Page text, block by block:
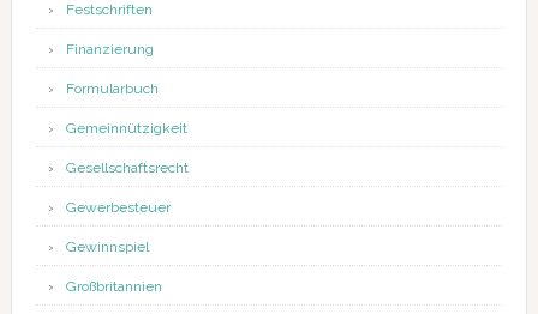
Festschriften
Finanzierung
Formularbuch
Gemeinnützigkeit
Gesellschaftsrecht
Gewerbesteuer
Gewinnspiel
Großbritannien